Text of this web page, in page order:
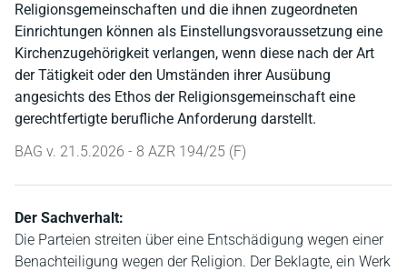
Religionsgemeinschaften und die ihnen zugeordneten
Einrichtungen können als Einstellungsvoraussetzung eine
Kirchenzugehörigkeit verlangen, wenn diese nach der Art
der Tätigkeit oder den Umständen ihrer Ausübung
angesichts des Ethos der Religionsgemeinschaft eine
gerechtfertigte berufliche Anforderung darstellt.
BAG v. 21.5.2026 - 8 AZR 194/25 (F)
Der Sachverhalt:
Die Parteien streiten über eine Entschädigung wegen einer
Benachteiligung wegen der Religion. Der Beklagte, ein Werk